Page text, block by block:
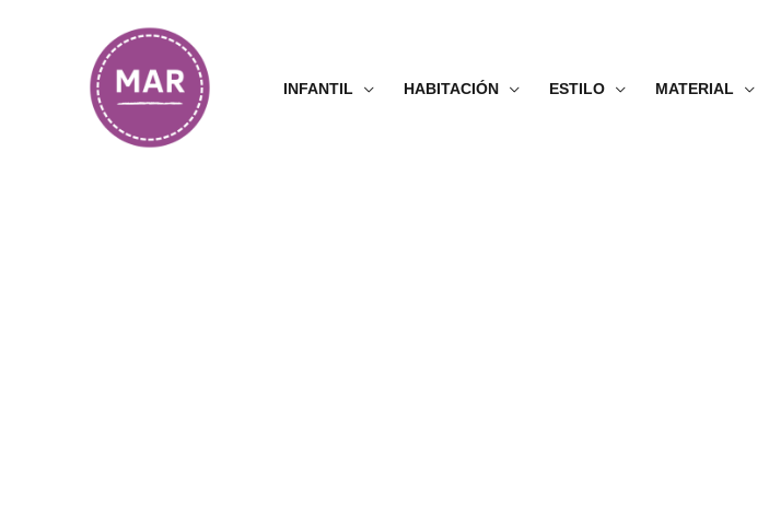
INFANTIL HABITACIÓN ESTILO MATERIAL